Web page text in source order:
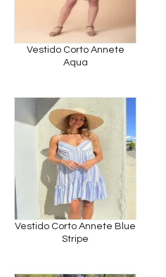
Vestido Corto Annete
Aqua
Vestido Corto Annete Blue
Stripe